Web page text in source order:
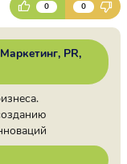
0 0
Маркетинг, PR,